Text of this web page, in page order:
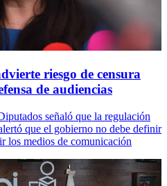
riesgo de censura
de audiencias
señaló que la regulación
que el gobierno no debe definir
los medios de comunicación